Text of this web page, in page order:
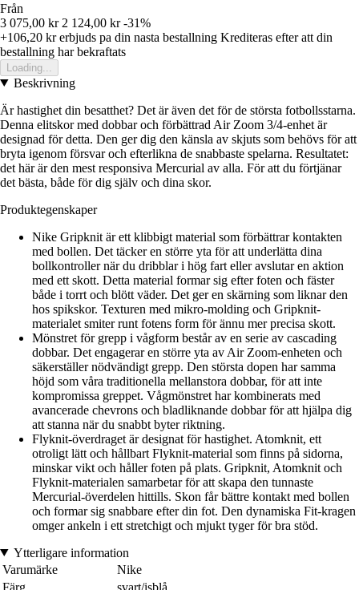
Från
3 075,00 kr 2 124,00 kr -31%
+106,20 krerbjuds pa din nasta bestallning Krediteras efter att din
bestallning har bekraftats
Loading...
Beskrivning
Är hastighet din besatthet? Det är även det för de största fotbollsstarna.
Denna elitskor med dobbar och förbättrad Air Zoom 3/4-enhet är
designad för detta. Den ger dig den känsla av skjuts som behövs för att
bryta igenom försvar och efterlikna de snabbaste spelarna. Resultatet:
det här är den mest responsiva Mercurial av alla. För att du förtjänar
det bästa, både för dig själv och dina skor.
Produktegenskaper
Nike Gripknit är ett klibbigt material som förbättrar kontakten
med bollen. Det täcker en större yta för att underlätta dina
bollkontroller när du dribblar i hög fart eller avslutar en aktion
med ett skott. Detta material formar sig efter foten och fäster
både i torrt och blött väder. Det ger en skärning som liknar den
hos spikskor. Texturen med mikro-molding och Gripknit-
materialet smiter runt fotens form för ännu mer precisa skott.
Mönstret för grepp i vågform består av en serie av cascading
dobbar. Det engagerar en större yta av Air Zoom-enheten och
säkerställer nödvändigt grepp. Den största dopen har samma
höjd som våra traditionella mellanstora dobbar, för att inte
kompromissa greppet. Vågmönstret har kombinerats med
avancerade chevrons och bladliknande dobbar för att hjälpa dig
att stanna när du snabbt byter riktning.
Flyknit-överdraget är designat för hastighet. Atomknit, ett
otroligt lätt och hållbart Flyknit-material som finns på sidorna,
minskar vikt och håller foten på plats. Gripknit, Atomknit och
Flyknit-materialen samarbetar för att skapa den tunnaste
Mercurial-överdelen hittills. Skon får bättre kontakt med bollen
och formar sig snabbare efter din fot. Den dynamiska Fit-kragen
omger ankeln i ett stretchigt och mjukt tyger för bra stöd.
Ytterligare information
Varumärke
Nike
Färg
svart/isblå